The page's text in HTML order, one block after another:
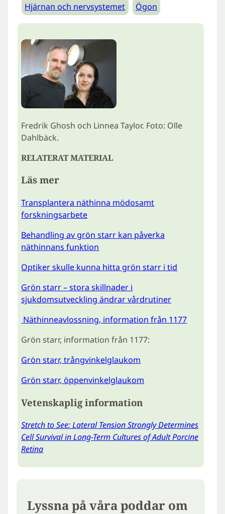
Hjärnan och nervsystemet
Ögon
Fredrik Ghosh och Linnea Taylor. Foto: Olle
Dahlbäck.
RELATERAT MATERIAL
Läs mer
Transplantera näthinna mödosamt
forskningsarbete
Behandling av grön starr kan påverka
näthinnans funktion
Optiker skulle kunna hitta grön starr i tid
Grön starr – stora skillnader i
sjukdomsutveckling ändrar vårdrutiner
Näthinneavlossning, information från 1177
Grön starr, information från 1177:
Grön starr, trångvinkelglaukom
Grön starr, öppenvinkelglaukom
Vetenskaplig information
Stretch to See: Lateral Tension Strongly Determines
Cell Survival in Long-Term Cultures of Adult Porcine
Retina
Lyssna på våra poddar om